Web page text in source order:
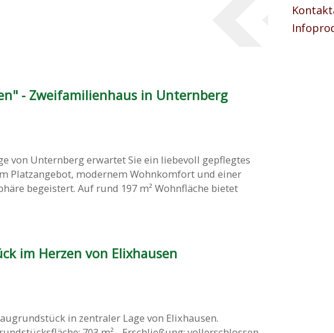
- Zweifamilienhaus in Unternberg
von Unternberg erwartet Sie ein liebevoll gepflegtes
Platzangebot, modernem Wohnkomfort und einer
begeistert. Auf rund 197 m² Wohnfläche bietet
im Herzen von Elixhausen
in zentraler Lage von Elixhausen.